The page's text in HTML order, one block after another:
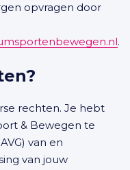
opvragen door
.
rechten. Je hebt
& Bewegen te
van en
van jouw